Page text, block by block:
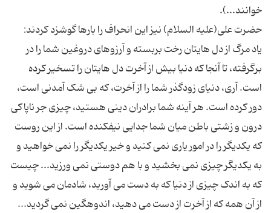
یاد مرگ از دل هایتان رخت بربسته و آرزوهای دروغین شما را در
برگرفته، تا آنجا که دنیا بیش از آخرت دل هایتان را تسخیر کرده
است. آری، دنیای زودگذر شما را از آخرت، که بی شک آمدنی است،
دور کرده است. هر آینه شما برادران دینی هستید، چیزی جر ناپاکی
درون و زشتی باطن میان شما جدایی نیفکنده است. از این روست
که یکدیگر را در امور یاری نمی کنید و خیر یکدیگر را نمی خواهید و
به یکدیگر چیزی نمی بخشید و با هم دوستی نمی ورزید... چیست
که به اندک چیزی از دنیا که به دست می آورید، شادمان می شوید و
از آن همه که از آخرت از دست می دهید، اندوهگین نمی گردید...